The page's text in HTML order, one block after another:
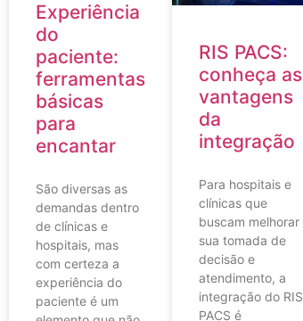
Experiência
do
paciente:
ferramentas
básicas
para
encantar
São diversas as
demandas dentro
de clínicas e
hospitais, mas
com certeza a
experiência do
paciente é um
RIS PACS:
conheça as
vantagens
da
integração
Para hospitais e
clínicas que
buscam melhorar
sua tomada de
decisão e
atendimento, a
integração do RIS
PACS é